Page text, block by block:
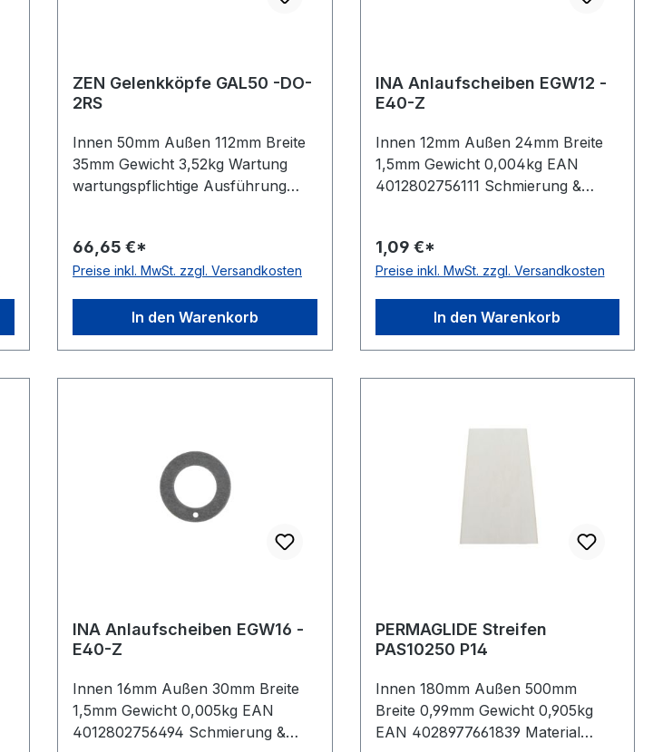
ZEN Gelenkköpfe GAL50 -DO-
2RS
Innen 50mm Außen 112mm Breite
35mm Gewicht 3,52kg Wartung
wartungspflichtige Ausführung
Dichtung beidseitig Lippendichtung
Ausführung Stahl/Stahl
Schmierbohrung
66,65 €*
Preise inkl. MwSt. zzgl. Versandkosten
In den Warenkorb
INA Anlaufscheiben EGW12 -
E40-Z
Innen 12mm Außen 24mm Breite
1,5mm Gewicht 0,004kg EAN
4012802756111 Schmierung &
Material bleihaltig
Temperaturbereich -200 bis +280
1,09 €*
Preise inkl. MwSt. zzgl. Versandkosten
In den Warenkorb
INA Anlaufscheiben EGW16 -
E40-Z
Innen 16mm Außen 30mm Breite
1,5mm Gewicht 0,005kg EAN
4012802756494 Schmierung &
PERMAGLIDE Streifen
PAS10250 P14
Innen 180mm Außen 500mm
Breite 0,99mm Gewicht 0,905kg
EAN 4028977661839 Material